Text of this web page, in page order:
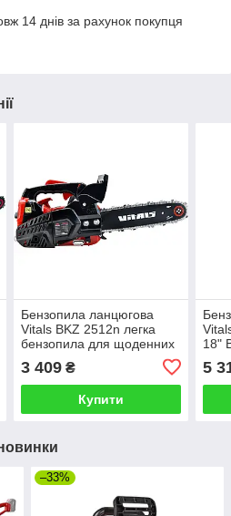
14 днів за рахунок покупця
Бензопила ланцюгова
Vitals BKZ 2512n легка
бензопила для щоденних
3 409₴
Купити
18"
5
–33%